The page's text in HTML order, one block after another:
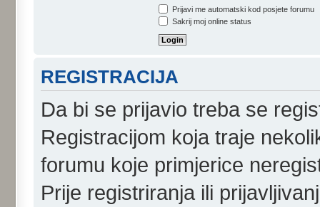
Prijavi me automatski kod posjete forumu
Sakrij moj online status
REGISTRACIJA
Da bi se prijavio treba se
Registracijom koja traje
forumu koje primjerice
Prije registriranja ili